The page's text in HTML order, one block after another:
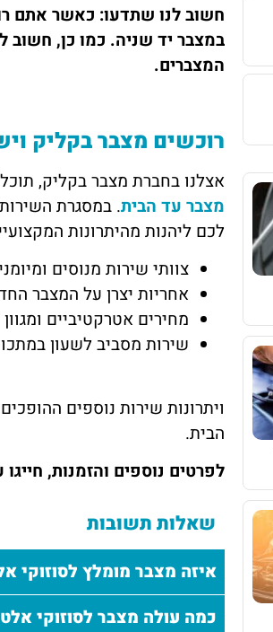
חשוב לנו שתדעו: כאשר אתם
במצבר יד שניה. כמו כן,
המצברים.
רוכשים מצבר בקליק
אצלנו בחברת מצבר בקליק,
מצבר עד הבית
לכם ליהנות מהיתרונות
צוותי שירות מנוסים
אחריות יצרן על המצבר
מחירים אטרקטיביים
שירות מסביב לשעון במתכונת
ויתרונות שירות נוספים
הבית.
לפרטים נוספים והזמנות, חייגו
שאלות תשובות
איזה מצבר מומלץ לסוזוקי
כמה עולה מצבר לסוזוקי